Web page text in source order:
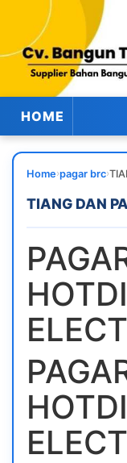
HOME
Home›pagar brc›
TIANG DAN